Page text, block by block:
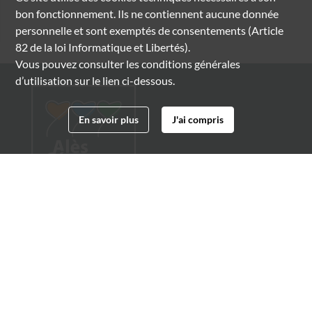
bon fonctionnement. Ils ne contiennent aucune donnée
personnelle et sont exemptés de consentements (Article
82 de la loi Informatique et Libertés).
Vous pouvez consulter les conditions générales
d’utilisation sur le lien ci-dessous.
En savoir plus J'ai compris